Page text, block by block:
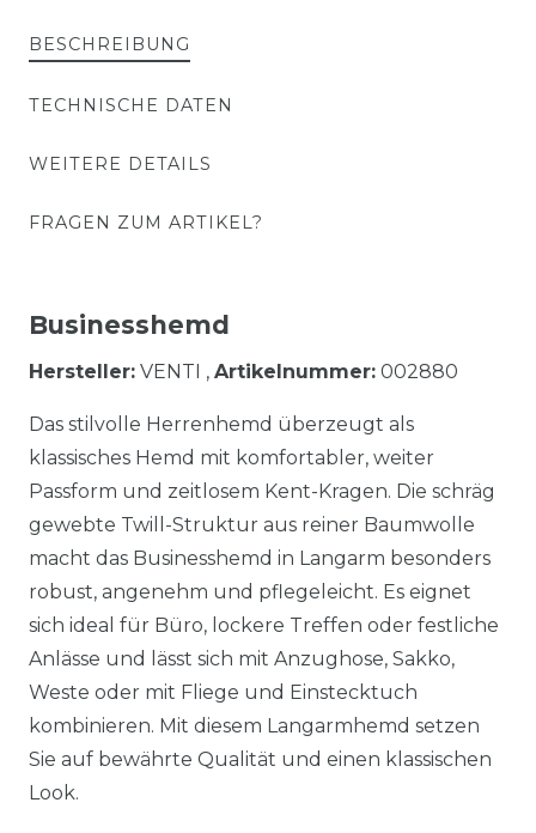
BESCHREIBUNG
TECHNISCHE DATEN
WEITERE DETAILS
FRAGEN ZUM ARTIKEL?
Businesshemd
Hersteller: VENTI , Artikelnummer: 002880
Das stilvolle Herrenhemd überzeugt als
klassisches Hemd mit komfortabler, weiter
Passform und zeitlosem Kent-Kragen. Die schräg
gewebte Twill-Struktur aus reiner Baumwolle
macht das Businesshemd in Langarm besonders
robust, angenehm und pflegeleicht. Es eignet
sich ideal für Büro, lockere Treffen oder festliche
Anlässe und lässt sich mit Anzughose, Sakko,
Weste oder mit Fliege und Einstecktuch
kombinieren. Mit diesem Langarmhemd setzen
Sie auf bewährte Qualität und einen klassischen
Look.